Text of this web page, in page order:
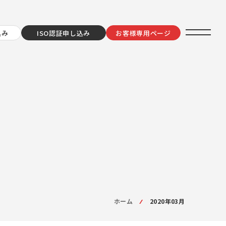
ISO認証申し込み お客様専用ページ
ホーム 2020年03月